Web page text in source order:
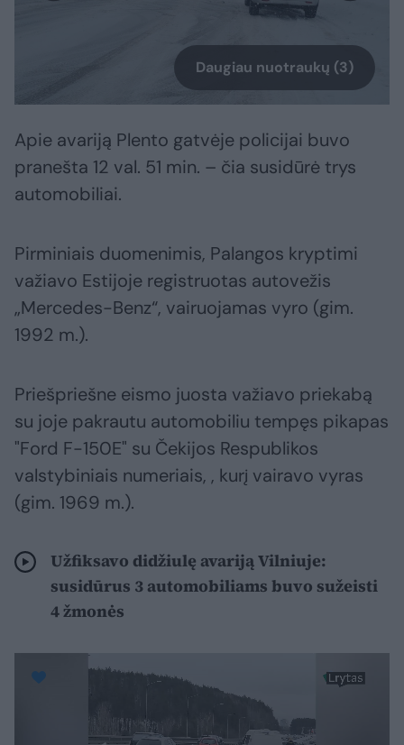
Daugiau nuotraukų (3)
Apie avariją Plento gatvėje policijai buvo
pranešta 12 val. 51 min. – čia susidūrė trys
automobiliai.
Pirminiais duomenimis, Palangos kryptimi
važiavo Estijoje registruotas autovežis
„Mercedes-Benz“, vairuojamas vyro (gim.
1992 m.).
Priešpriešne eismo juosta važiavo priekabą
su joje pakrautu automobiliu tempęs pikapas
"Ford F-150E" su Čekijos Respublikos
valstybiniais numeriais, , kurį vairavo vyras
(gim. 1969 m.).
Užfiksavo didžiulę avariją Vilniuje:
susidūrus 3 automobiliams buvo sužeisti
4 žmonės